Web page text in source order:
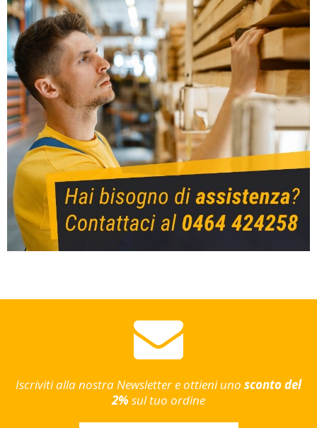
Iscriviti alla nostra Newsletter e ottieni uno sconto del
2% sul tuo ordine